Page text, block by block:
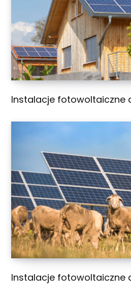
Instalacje fotowoltaiczne
Instalacje fotowoltaiczne